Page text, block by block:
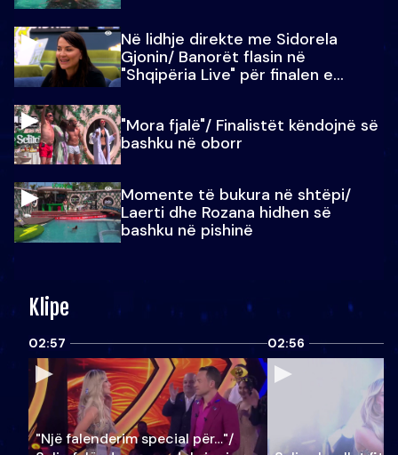
Në lidhje direkte me Sidorela
Gjonin/ Banorët flasin në
"Shqipëria Live" për finalen e
"Mora fjalë"/ Finalistët këndojnë së
bashku në oborr
Momente të bukura në shtëpi/
Laerti dhe Rozana hidhen së
bashku në pishinë
Klipe
02:57
"Një falenderim special për…"/
02:56